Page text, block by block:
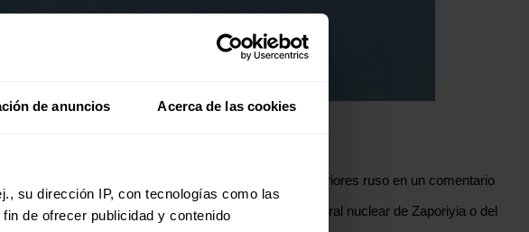
de anuncios Acerca de las cookies
su dirección IP, con tecnologías como las
de ofrecer publicidad y contenido
, afirmó el Ministerio de Exteriores ruso en un comentario
reconocer.La entrega de las instalaciones de la central nuclear de Zaporiyia o del